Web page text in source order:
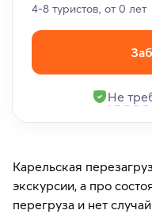
4-8 туристов, от 0 лет
Не
Карельская
экскурсии, а про
перегруза и нет